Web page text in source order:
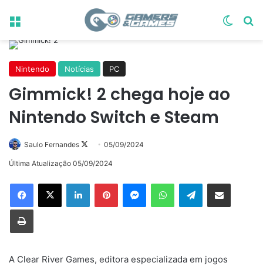
Menu
Nintendo Notícias PC
Gimmick! 2 chega hoje ao
Nintendo Switch e Steam
Saulo Fernandes
Follow
on
05/09/2024
Última Atualização 05/09/2024
LinkedinPinterestMessengerWhatsAppTelegramCompartilhar via e-mail
Imprimir
A Clear River Games, editora especializada em jogos